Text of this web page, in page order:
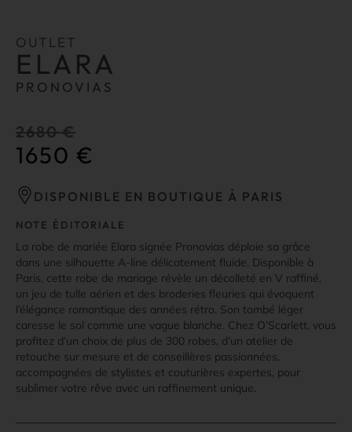
OUTLET
ELARA
PRONOVIAS
2680€
1650 €
DISPONIBLE EN BOUTIQUE À PARIS
NOTE ÉDITORIALE
La robe de mariée Elara signée Pronovias déploie sa grâce
dans une silhouette A-line délicatement fluide. Disponible à
Paris, cette robe de mariage révèle un décolleté en V raffiné,
un jeu de tulle aérien et des broderies fleuries qui évoquent
l’élégance romantique des années rétro. Son tombé léger
caresse le sol comme une vague blanche. Chez O’Scarlett, vous
profitez d’un choix de plus de 300 robes, d’un atelier de
retouche sur mesure et de conseillères passionnées,
accompagnées de stylistes et couturières expertes, pour
sublimer votre rêve avec un raffinement unique.